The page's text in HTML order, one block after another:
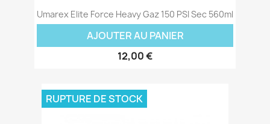
Umarex Elite Force Heavy Gaz 150 PSI Sec 560ml
AJOUTER AU PANIER
12,00 €
RUPTURE DE STOCK